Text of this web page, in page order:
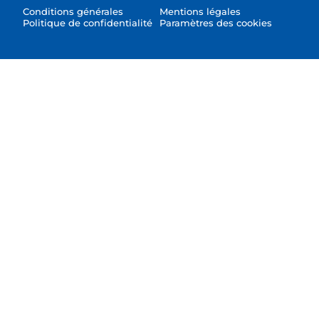
Conditions générales
Politique de confidentialité
Mentions légales
Paramètres des cookies